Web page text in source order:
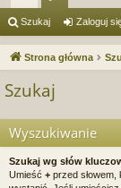
ię
ce
or
a
Szukaj Zaloguj
Strona główna
Szukaj
Wyszukiwanie
Szukaj wg słów
Umieść + przed